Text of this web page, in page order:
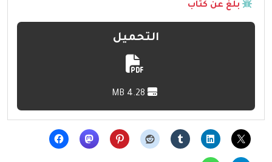
بلّغ عن كتاب
التحميل